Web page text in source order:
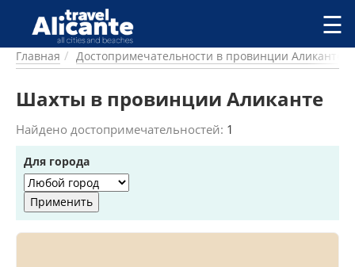
Перейти к основному содержанию
ГОРОДА
ПИТАНИЕ
ПРОЖИВАНИЕ
ПЛЯЖИ
ДОСТОПРИМЕЧАТЕЛЬНОСТИ
КЕМПИНГ
КОМАРКИ (РАЙОНЫ)
РЕЦЕПТЫ
☰
Главная Достопримечательности в провинции Аликанте
Шахты в провинции Аликанте
Найдено достопримечательностей: 1
Для города